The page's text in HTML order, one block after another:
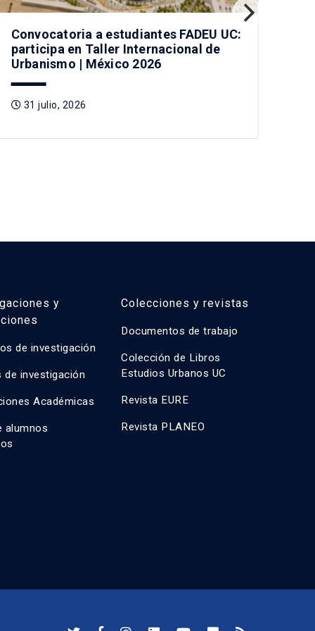
Convocatoria a estudiantes FADEU UC:
participa en Taller Internacional de
Urbanismo | México 2026
31 julio, 2026
y
de investigación
de investigación
Académicas
alumnos
Colecciones y revistas
Documentos de trabajo
Colección de Libros
Estudios Urbanos UC
Revista EURE
Revista PLANEO